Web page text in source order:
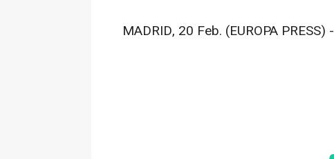
MADRID, 20 Feb. (EUROPA PRESS) -